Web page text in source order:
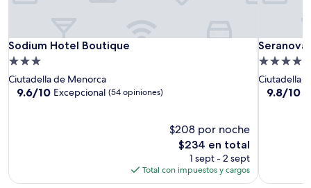
Sodium Hotel Boutique
Sodium Hotel Boutique
Propiedad
de
3.0
Ciutadella de Menorca
9.6
9.6/10 Excepcional (54 opiniones)
$208 por noche
El
precio
actual
es
$234 en total
1 sept - 2 sept
Total con impuestos y cargos
Seranova
Propiedad
de
4.0
Ciutadella
9.8
9.8/10